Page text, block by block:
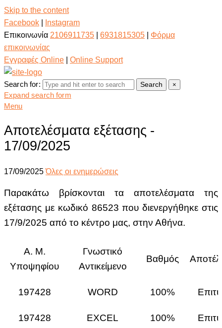
Skip to the content
Facebook
Instagram
Επικοινωνία 2106911735 6931815305
Φόρμα
επικοινωνίας
Εγγραφές Online
Online Support
Search for: Search ×
Expand search form
Menu
Αποτελέσματα εξέτασης -
17/09/2025
17/09/2025 Όλες οι ενημερώσεις
Παρακάτω βρίσκονται τα αποτελέσματα της
εξέτασης με κωδικό 86523που διενεργήθηκε στις
17/9/2025 από το κέντρο μας, στην Αθήνα.
Α. Μ.
Υποψηφίου
Γνωστικό
Αντικείμενο
Βαθμός
197428 WORD 100%
197428 EXCEL 100%